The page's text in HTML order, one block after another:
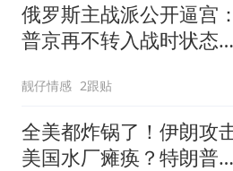
俄罗斯主战派公开逼宫：
普京再不转入战时状态，
靓仔情感 2跟贴
全美都炸锅了！伊朗攻
美国水厂瘫痪？特朗普却